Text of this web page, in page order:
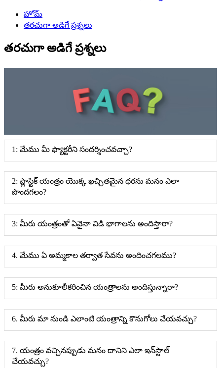
హోమ్
తరచుగా అడిగే ప్రశ్నలు
తరచుగా అడిగే ప్రశ్నలు
1: మేము మీ ఫ్యాక్టరీని సందర్శించవచ్చా?
2: ప్లాస్టిక్ యంత్రం యొక్క ఖచ్చితమైన ధరను మనం ఎలా
పొందగలం?
3: మీరు యంత్రంతో ఏవైనా విడి భాగాలను అందిస్తారా?
4. మేము ఏ అమ్మకాల తర్వాత సేవను అందించగలము?
5: మీరు అనుకూలీకరించిన యంత్రాలను అందిస్తున్నారా?
6. మీరు మా నుండి ఎలాంటి యంత్రాన్ని కొనుగోలు చేయవచ్చు?
7. యంత్రం వచ్చినప్పుడు మనం దానిని ఎలా ఇన్‌స్టాల్
చేయవచ్చు?